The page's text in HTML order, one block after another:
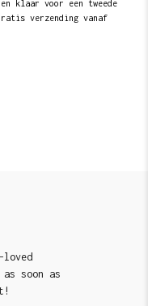
klaar voor een tweede
verzending vanaf
soon as